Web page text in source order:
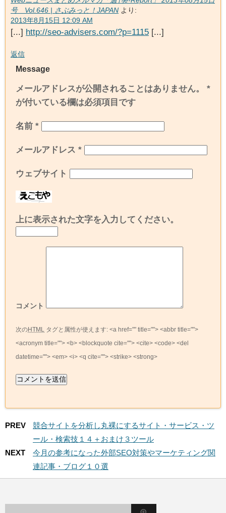
号 Vol.646 | さぶみっと！JAPAN より:
2013年8月15日 12:09 AM
[...] http://seo-advisers.com/?p=1115 [...]
返信
Message
メールアドレスが公開されることはありません。 *
が付いている欄は必須項目です
名前 *
メールアドレス *
ウェブサイト
上に表示された文字を入力してください。
コメント
次のHTML タグと属性が使えます: <a href="" title=""> <abbr title="">
<acronym title=""> <b> <blockquote cite=""> <cite> <code> <del
datetime=""> <em> <i> <q cite=""> <strike> <strong>
PREV
競合サイトを分析し丸裸にするサイト・サービス・ツ
ール・検索技１４＋おまけ３ツール
NEXT
今月の参考になった外部SEO対策やマーケティング関
連記事・ブログ１０選